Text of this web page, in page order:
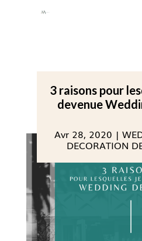
3 raisons pour
devenue
Avr 28, 2020 |
DECORATION